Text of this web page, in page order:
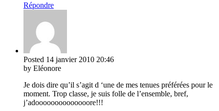
Répondre
Posted 14 janvier 2010 20:46
by Eléonore
Je dois dire qu’il s’agit d ‘une de mes tenues préférées pour le
moment. Trop classe, je suis folle de l’ensemble, bref,
j’adoooooooooooooore!!!